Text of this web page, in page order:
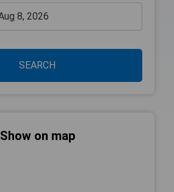
SEARCH
Show on map